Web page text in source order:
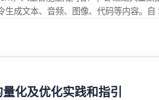
生成文本、音频、图像、代码等内容。
技巨头和初创公司都加速其在 AIGC 领域
化及优化实践和指引